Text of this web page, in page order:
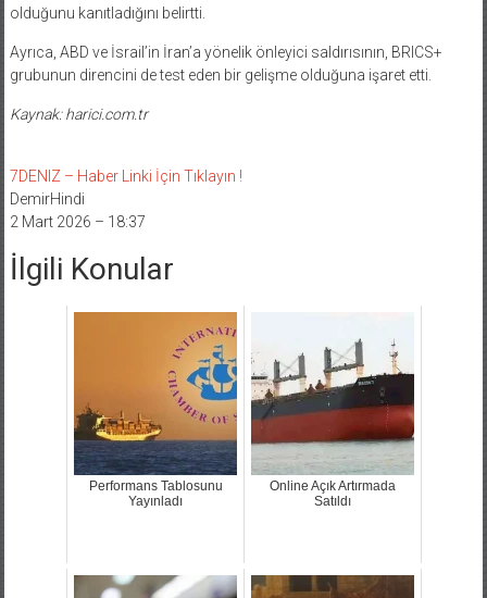
olduğunu kanıtladığını belirtti.
Ayrıca, ABD ve İsrail’in İran’a yönelik önleyici saldırısının, BRICS+
grubunun direncini de test eden bir gelişme olduğuna işaret etti.
Kaynak: harici.com.tr
7DENIZ – Haber Linki İçin Tıklayın !
DemirHindi
2 Mart 2026 – 18:37
İlgili Konular
Performans Tablosunu
Yayınladı
Online Açık Artırmada
Satıldı